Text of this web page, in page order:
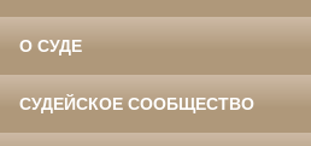
О СУДЕ
СУДЕЙСКОЕ СООБЩЕСТВО